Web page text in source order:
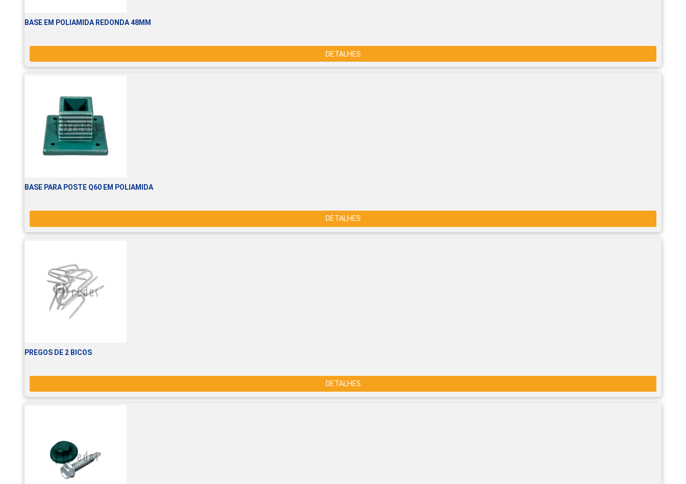
BASE EM POLIAMIDA REDONDA 48MM
DETALHES
BASE PARA POSTE Q60 EM POLIAMIDA
DETALHES
PREGOS DE 2 BICOS
DETALHES